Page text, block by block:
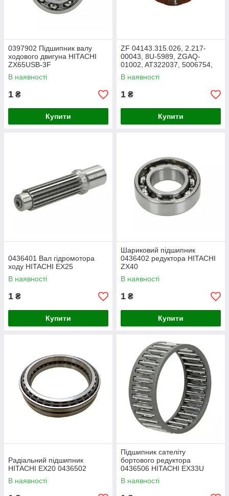
0397902 Підшипник валу
ходового двигуна HITACHI
ZX65USB-3F
В наявності
1 ₴
Купити
ZF 04143.315.026, 2.217-
00043, 8U-5989, ZGAQ-
01002, AT322037, 5006754,
71448956, 0052421732,
VOE10702 AV133-80
В наявності
1 ₴
Купити
0436401 Вал гідромотора
ходу HITACHI EX25
В наявності
1 ₴
Купити
Шариковий підшипник
0436402 редуктора HITACHI
ZX40
В наявності
1 ₴
Купити
Радіальний підшипник
HITACHI EX20 0436502
В наявності
Підшипник сателіту
бортового редуктора
0436506 HITACHI EX33U
В наявності